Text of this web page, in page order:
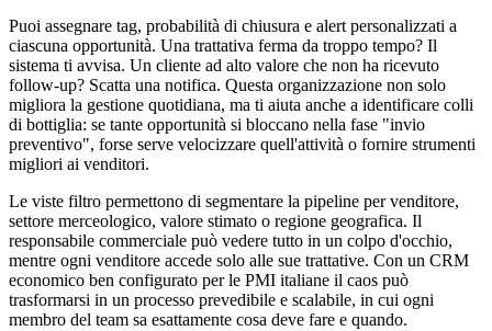
Puoi assegnare tag, probabilità di chiusura e alert personalizzati a
ciascuna opportunità. Una trattativa ferma da troppo tempo? Il
sistema ti avvisa. Un cliente ad alto valore che non ha ricevuto
follow-up? Scatta una notifica. Questa organizzazione non solo
migliora la gestione quotidiana, ma ti aiuta anche a identificare colli
di bottiglia: se tante opportunità si bloccano nella fase "invio
preventivo", forse serve velocizzare quell'attività o fornire strumenti
migliori ai venditori.
Le viste filtro permettono di segmentare la pipeline per venditore,
settore merceologico, valore stimato o regione geografica. Il
responsabile commerciale può vedere tutto in un colpo d'occhio,
mentre ogni venditore accede solo alle sue trattative. Con un CRM
economico ben configurato per le PMI italiane il caos può
trasformarsi in un processo prevedibile e scalabile, in cui ogni
membro del team sa esattamente cosa deve fare e quando.